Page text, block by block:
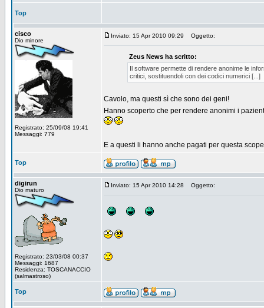
Top
cisco
Dio minore
Registrato: 25/09/08 19:41
Messaggi: 779
Inviato: 15 Apr 2010 09:29 Oggetto:
Zeus News ha scritto:
Il software permette di rendere anonime le
critici, sostituendoli con dei codici numerici [...]
Cavolo, ma questi sì che sono dei geni!
Hanno scoperto che per rendere anonimi i
E a questi li hanno anche pagati per questa
Top
digirun
Dio maturo
Registrato: 23/03/08 00:37
Messaggi: 1687
Residenza: TOSCANACCIO
(salmastroso)
Inviato: 15 Apr 2010 14:28 Oggetto:
Top